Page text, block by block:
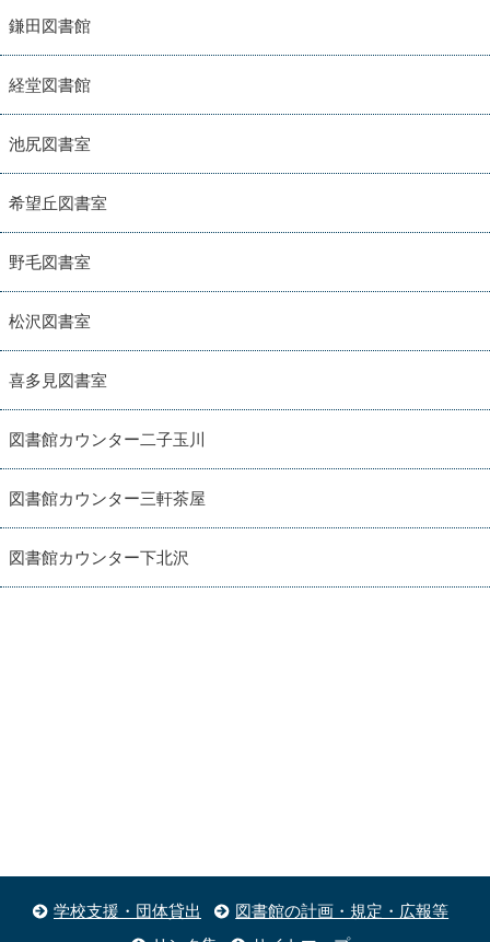
鎌田図書館
経堂図書館
池尻図書室
希望丘図書室
野毛図書室
松沢図書室
喜多見図書室
図書館カウンター二子玉川
図書館カウンター三軒茶屋
図書館カウンター下北沢
学校支援・団体貸出
図書館の計画・規定・広報等